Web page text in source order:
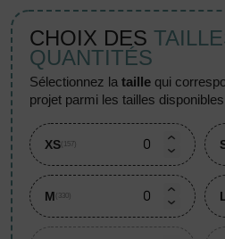
CHOIX DES
QUANTITÉS
sélectionnez lataille qui
projet parmi les tailles
XS (157)
M (330)